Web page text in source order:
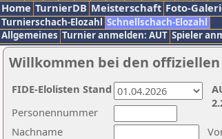
Home TurnierDB Meisterschaft Foto-
Turnierschach-Elozahl Schnellschach-Elozahl
Allgemeines Turnier anmelden: AUT Spieler
Willkommen bei den offiziellen
Nachname
Personennummer
FIDE-Elolisten Stand